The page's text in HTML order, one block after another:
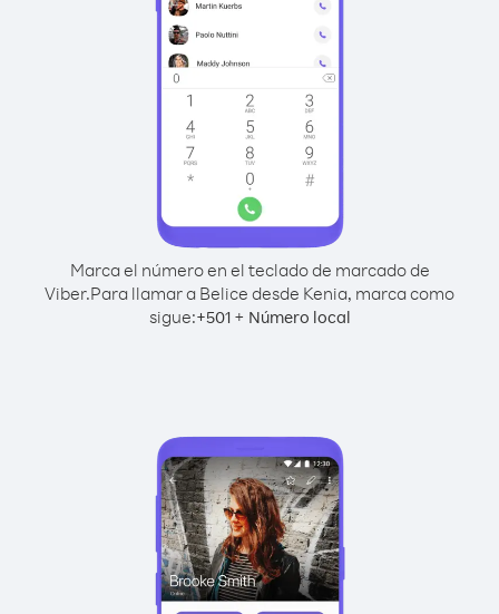
Marca el número en el teclado de marcado de
Viber.Para llamar a Belice desde Kenia, marca como
sigue:+501+ Número local